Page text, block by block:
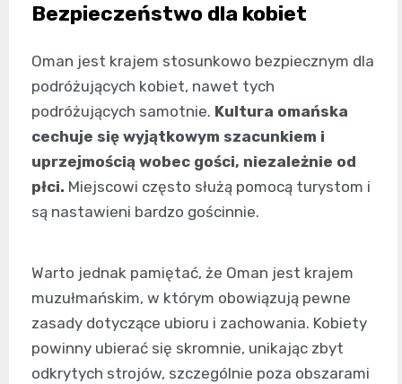
Bezpieczeństwo dla kobiet
Oman jest krajem stosunkowo bezpiecznym dla
podróżujących kobiet, nawet tych
podróżujących samotnie. Kultura omańska
cechuje się wyjątkowym szacunkiem i
uprzejmością wobec gości, niezależnie od
płci. Miejscowi często służą pomocą turystom i
są nastawieni bardzo gościnnie.
Warto jednak pamiętać, że Oman jest krajem
muzułmańskim, w którym obowiązują pewne
zasady dotyczące ubioru i zachowania. Kobiety
powinny ubierać się skromnie, unikając zbyt
odkrytych strojów, szczególnie poza obszarami